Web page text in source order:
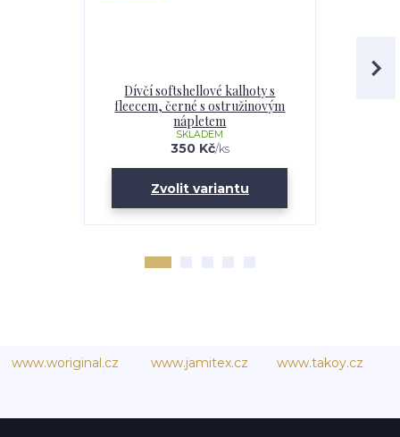
Dívčí softshellové kalhoty s
fleecem, černé s ostružinovým
nápletem
350 Kč/ks
SKLADEM
Zvolit variantu
www.woriginal.cz www.jamitex.cz www.takoy.cz